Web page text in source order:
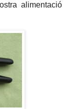
alimentació